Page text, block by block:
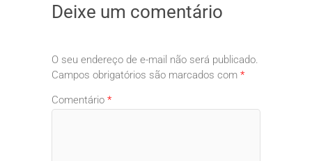
Deixe um comentário
O seu endereço de e-mail não será publicado.
Campos obrigatórios são marcados com *
Comentário *